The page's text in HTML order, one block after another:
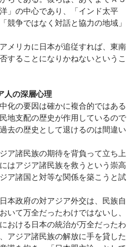
」の中心であり、「インド太平
競争ではなく対話と協力の地域」
メリカに日本が追従すれば、東南
することになりかねないというこ
人の深層心理
化の要因は確かに複合的ではある
地支配の歴史が作用しているので
去の歴史として退けるのは間違い
ア諸民族の期待を背負って立ち上
はアジア諸民族を救うという崇高
ア諸国と対等な関係を築こうと試
本政府の対アジア外交は、民族自
いて万全だったわけではないし、
おける日本の統治が万全だったわ
アジア諸民族の解放に手を貸した